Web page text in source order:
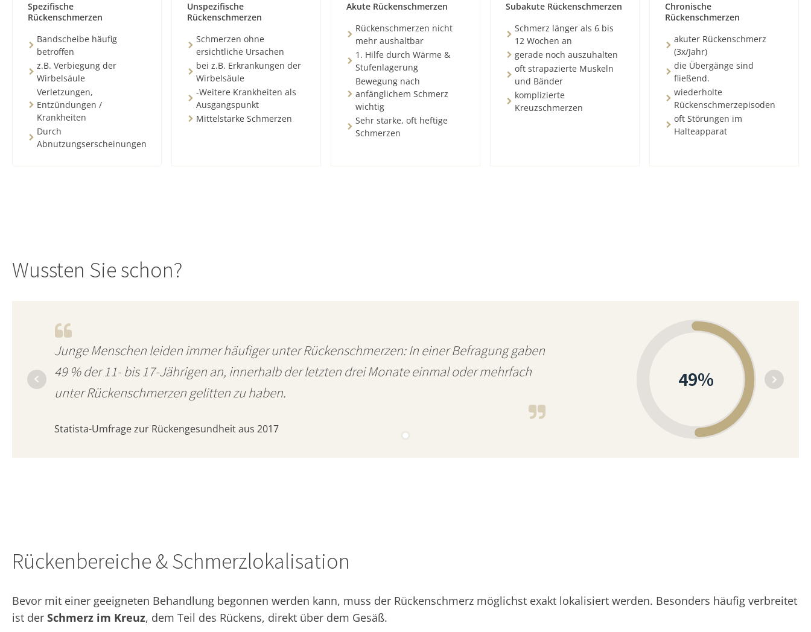
Spezifische
Rückenschmerzen
Bandscheibe häufig
betroffen
z.B. Verbiegung der
Wirbelsäule
Verletzungen,
Entzündungen /
Krankheiten
Durch
Abnutzungserscheinungen
Unspezifische
Rückenschmerzen
Schmerzen ohne
ersichtliche Ursachen
bei z.B. Erkrankungen der
Wirbelsäule
-Weitere Krankheiten als
Ausgangspunkt
Mittelstarke Schmerzen
Akute Rückenschmerzen
Rückenschmerzen nicht
mehr aushaltbar
1. Hilfe durch Wärme &
Stufenlagerung
Bewegung nach
anfänglichem Schmerz
wichtig
Sehr starke, oft heftige
Schmerzen
Subakute Rückenschmerzen
Schmerz länger als 6 bis
12 Wochen an
gerade noch auszuhalten
oft strapazierte Muskeln
und Bänder
komplizierte
Kreuzschmerzen
Chronische
Rückenschmerzen
akuter Rückenschmerz
(3x/Jahr)
die Übergänge sind
fließend.
wiederholte
Rückenschmerzepisoden
oft Störungen im
Halteapparat
Wussten Sie schon?
Junge Menschen leiden immer häufiger unter Rückenschmerzen: In einer Befragung gaben
49 % der 11- bis 17-Jährigen an, innerhalb der letzten drei Monate einmal oder mehrfach
unter Rückenschmerzen gelitten zu haben.
Statista-Umfrage zur Rückengesundheit aus 2017
49%
Rückenbereiche & Schmerzlokalisation
Bevor mit einer geeigneten Behandlung begonnen werden kann, muss der Rückenschmerz möglichst exakt lokalisiert werden. Besonders häufig verbreitet
ist der Schmerz im Kreuz, dem Teil des Rückens, direkt über dem Gesäß.